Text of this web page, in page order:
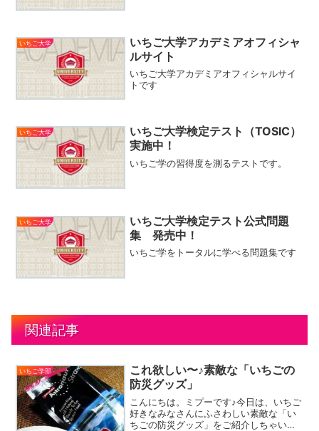
いちご大学
いちご大学アカデミアオフィシャ
ルサイト
いちご大学アカデミアオフィシャルサイ
トです
いちご大学
いちご大学検定テスト（TOSIC）
実施中！
いちご学の習得度を測るテストです。
いちご大学
いちご大学検定テスト公式問題
集 発売中！
いちご学をトータルに学べる問題集です
関連記事
いちご学部
これ欲しい〜♪素敵な「いちごの
防災グッズ」
こんにちは。ミプーです♪今日は、いちご
好きなみなさんにふさわしい素敵な「い
ちごの防災グッズ」をご紹介しちゃいま